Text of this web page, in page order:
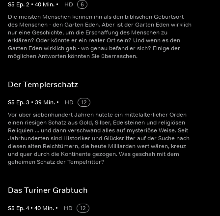
S5 Ep.2 • 40 Min. • HD
6
Die meisten Menschen kennen ihn als den biblischen Geburtsort
des Menschen - den Garten Eden. Aber ist der Garten Eden wirklich
nur eine Geschichte, um die Erschaffung des Menschen zu
erklären? Oder könnte er ein realer Ort sein? Und wenn es den
Garten Eden wirklich gab - wo genau befand er sich? Einige der
möglichen Antworten könnten Sie überraschen.
Der Templerschatz
S5 Ep.3 • 39 Min. • HD
12
Vor über siebenhundert Jahren hütete ein mittelalterlicher Orden
einen riesigen Schatz aus Gold, Silber, Edelsteinen und religiösen
Reliquien ... und dann verschwand alles auf mysteriöse Weise. Seit
Jahrhunderten sind Historiker und Glücksritter auf der Suche nach
diesen alten Reichtümern, die heute Milliarden wert wären, kreuz
und quer durch die Kontinente gezogen. Was geschah mit dem
geheimen Schatz der Tempelritter?
Das Turiner Grabtuch
S5 Ep.4 • 40 Min. • HD
12